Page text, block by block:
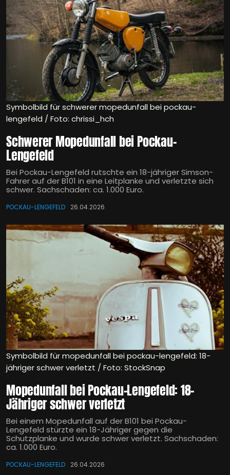
Symbolbild für schwerer mopedunfall bei pockau-
lengefeld / Foto: chrissi_hch
Schwerer Mopedunfall bei Pockau-
Lengefeld
Bei Pockau-Lengefeld rutschte ein 18-jähriger Simson-
Fahrer auf der B101 in eine Leitplanke und verletzte sich
schwer. Sachschaden: ca. 1.000 Euro.
POCKAU-LENGEFELD 26.04.2026
Symbolbild für mopedunfall bei pockau-lengefeld: 18-
jähriger schwer verletzt / Foto: StockSnap
Mopedunfall bei Pockau-Lengefeld: 18-
Jähriger schwer verletzt
Bei einem Mopedunfall auf der B101 bei Pockau-
Lengefeld stürzte ein 18-Jähriger gegen die
Schutzplanke und wurde schwer verletzt. Sachschaden:
ca. 1.000 Euro.
POCKAU-LENGEFELD 26.04.2026